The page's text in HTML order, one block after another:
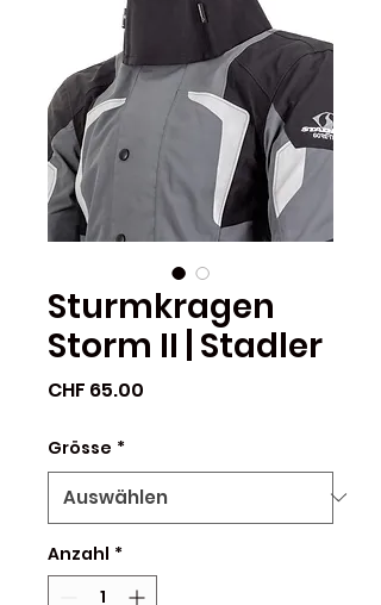
Sturmkragen
Storm II | Stadler
CHF 65.00
Grösse *
Anzahl *